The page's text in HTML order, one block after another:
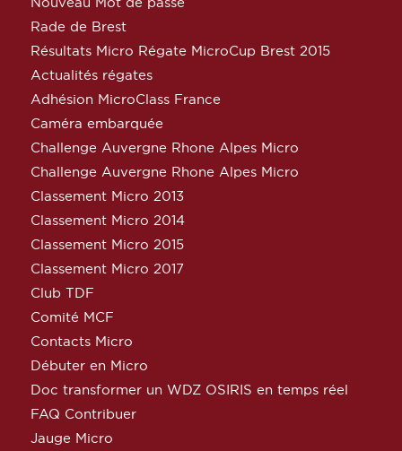
Rade de Brest
Résultats Micro Régate MicroCup Brest 2015
Actualités régates
Adhésion MicroClass France
Caméra embarquée
Challenge Auvergne Rhone Alpes Micro
Challenge Auvergne Rhone Alpes Micro
Classement Micro 2013
Classement Micro 2014
Classement Micro 2015
Classement Micro 2017
Club TDF
Comité MCF
Contacts Micro
Débuter en Micro
Doc transformer un WDZ OSIRIS en temps réel
FAQ Contribuer
Jauge Micro